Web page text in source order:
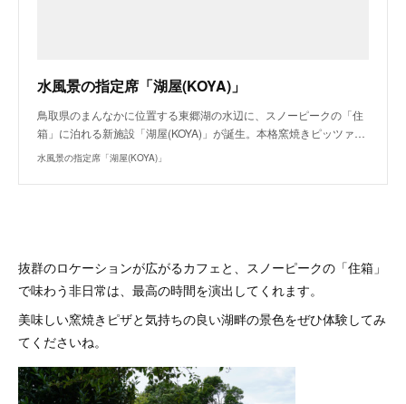
水風景の指定席「湖屋(KOYA)」
鳥取県のまんなかに位置する東郷湖の水辺に、スノーピークの「住
箱」に泊れる新施設「湖屋(KOYA)」が誕生。本格窯焼きピッツァ…
水風景の指定席「湖屋(KOYA)」
抜群のロケーションが広がるカフェと、スノーピークの「住箱」
で味わう非日常は、最高の時間を演出してくれます。
美味しい窯焼きピザと気持ちの良い湖畔の景色をぜひ体験してみ
てくださいね。